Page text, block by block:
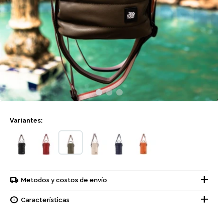
Variantes:
Metodos y costos de envío
Características